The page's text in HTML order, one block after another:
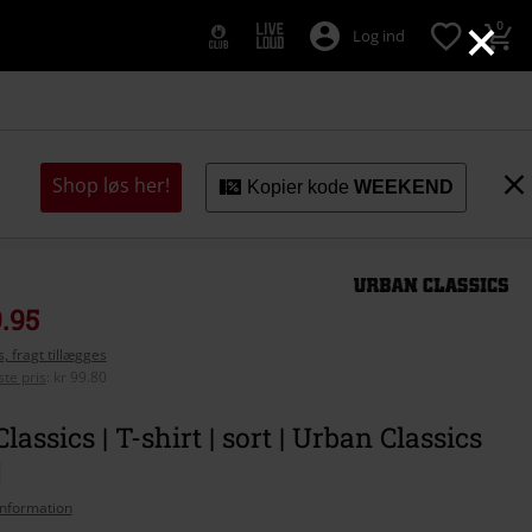
×
Log ind 0
Shop løs her! Kopier kode WEEKEND
fragt tillægges
pris
kr 99.80
| T-shirt | sort | Urban Classics